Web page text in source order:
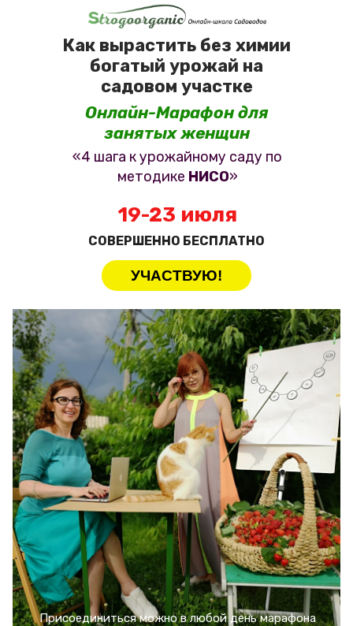
УЧАСТВУЮ!
Как вырастить без химии
богатый урожай на
садовом участке
Онлайн-Марафон для
занятых женщин
«4 шага к урожайному саду по
методике НИСО»
СОВЕРШЕННО БЕСПЛАТНО
19-23 июля
Присоединиться можно в любой день марафона